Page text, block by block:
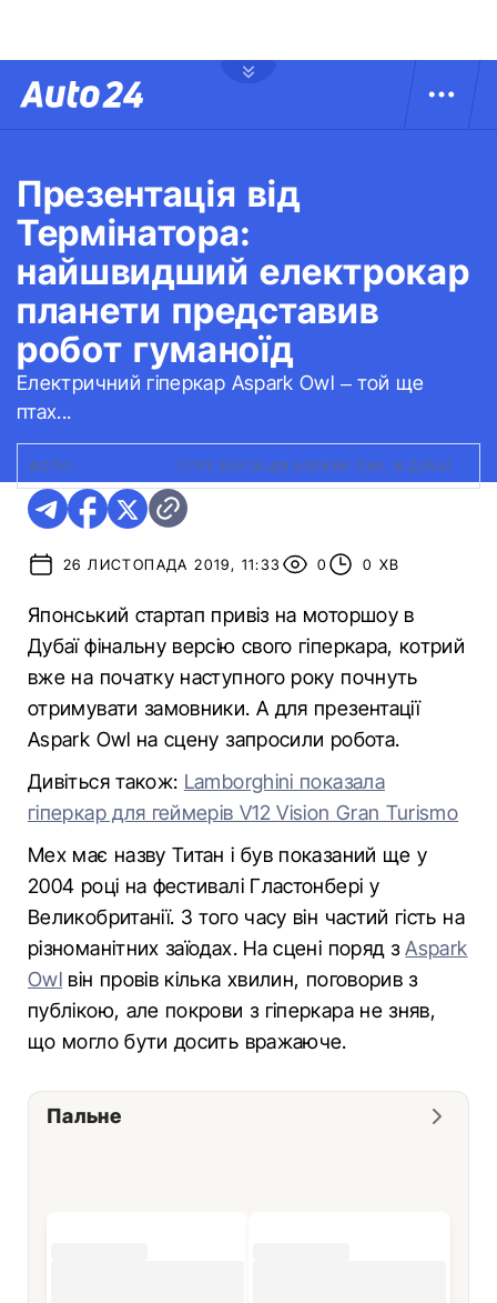
Презентація від
Термінатора:
найшвидший електрокар
планети представив
робот гуманоїд
Електричний гіперкар Aspark Owl – той ще
птах...
ФОТО: ПРЕЗЕНТАЦІЯ ASPARK OWL В ДУБАЇ
26 ЛИСТОПАДА 2019, 11:33 0 0 ХВ
Японський стартап привіз на моторшоу в
Дубаї фінальну версію свого гіперкара, котрий
вже на початку наступного року почнуть
отримувати замовники. А для презентації
Aspark Owl на сцену запросили робота.
Дивіться також: Lamborghini показала
гіперкар для геймерів V12 Vision Gran Turismo
Мех має назву Титан і був показаний ще у
2004 році на фестивалі Гластонбері у
Великобританії. З того часу він частий гість на
різноманітних заїодах. На сцені поряд зAspark
Owl він провів кілька хвилин, поговорив з
публікою, але покрови з гіперкара не зняв,
що могло бути досить вражаюче.
Пальне